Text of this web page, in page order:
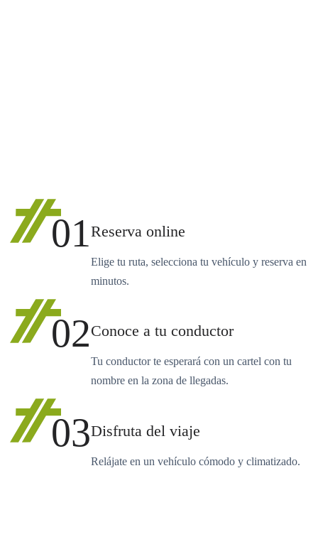
01Reserva online
Elige tu ruta, selecciona tu vehículo y reserva en
minutos.
02Conoce a tu conductor
Tu conductor te esperará con un cartel con tu
nombre en la zona de llegadas.
03Disfruta del viaje
Relájate en un vehículo cómodo y climatizado.